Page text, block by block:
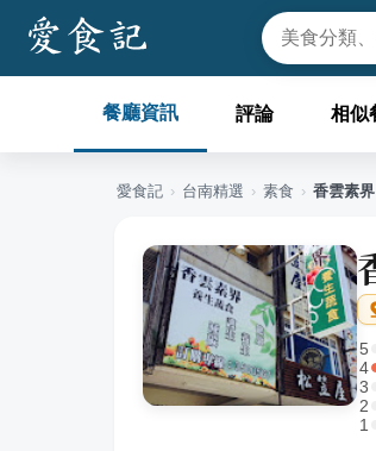
餐廳資訊 評論 相似
愛食記 › 台南精選 › 素食 › 香雲素界
5
5
4
4
3
3
2
2
11